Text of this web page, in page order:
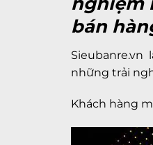
bán
Sieubanre.vn
những trải
Khách hàng